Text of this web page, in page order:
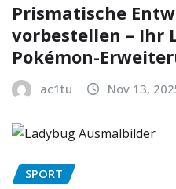
Prismatische
vorbestellen – Ihr
Pokémon-
ac1tu Nov 13,
SPORT